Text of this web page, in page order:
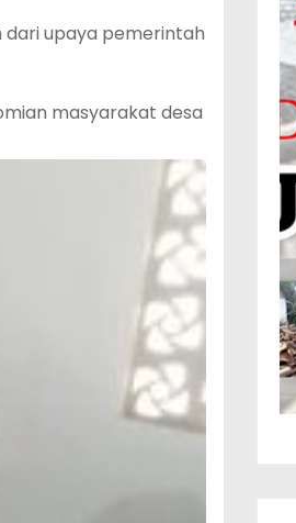
dari upaya pemerintah
masyarakat desa